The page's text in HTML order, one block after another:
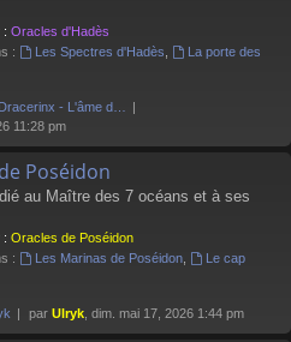
: Oracles d'Hadès
:
Les Spectres d'Hadès
La porte des
- L'âme d…
11:28 pm
Poséidon
au Maître des 7 océans et à ses
: Oracles de Poséidon
:
Les Marinas de Poséidon,
Le cap
par Ulryk , dim. mai 17, 2026 1:44 pm